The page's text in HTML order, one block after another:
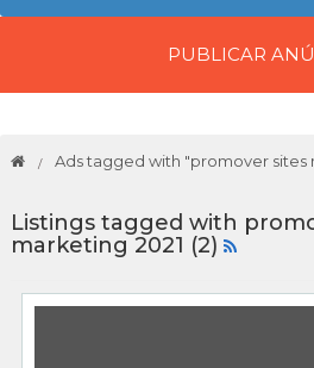
PUBLICAR
Ads tagged with "promover sites
Listings tagged with
marketing 2021 (2)